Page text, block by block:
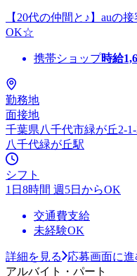
【20代の仲間と♪】auの
OK☆
携帯ショップ時給
勤務地
面接地
千葉県八千代市緑が丘2-
八千代緑が丘駅
シフト
1日8時間 週5日からOK
交通費支給
未経験OK
詳細を見る
応募画面に進
アルバイト・パート